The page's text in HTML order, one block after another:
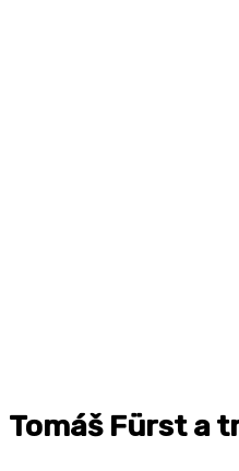
Tomáš Fürst a